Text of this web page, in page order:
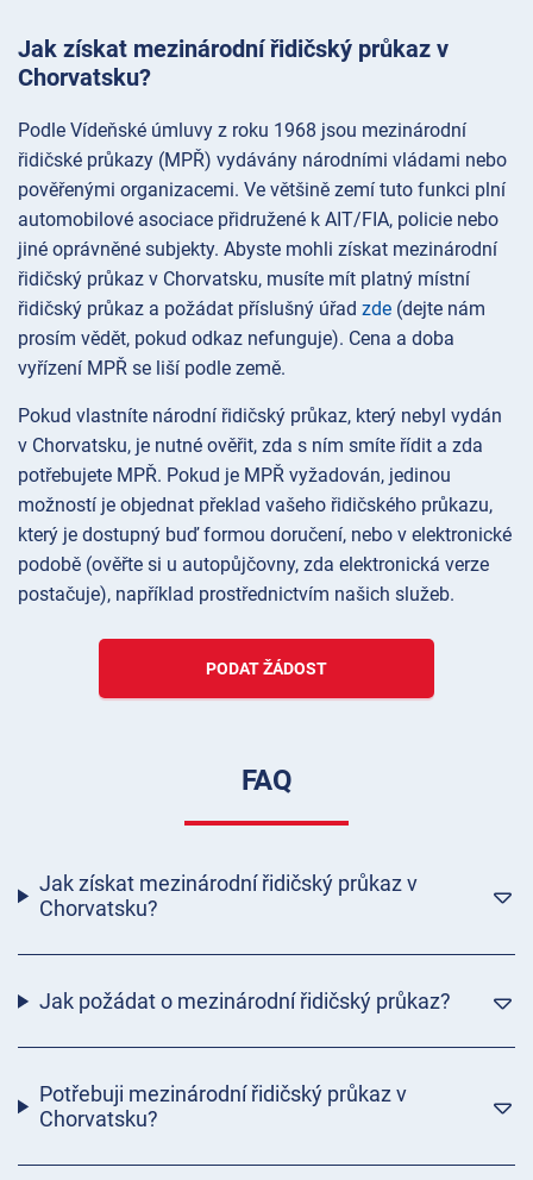
Jak získat mezinárodní řidičský průkaz v
Chorvatsku?
Podle Vídeňské úmluvy z roku 1968 jsou mezinárodní
řidičské průkazy (MPŘ) vydávány národními vládami nebo
pověřenými organizacemi. Ve většině zemí tuto funkci plní
automobilové asociace přidružené k AIT/FIA, policie nebo
jiné oprávněné subjekty. Abyste mohli získat mezinárodní
řidičský průkaz v Chorvatsku, musíte mít platný místní
řidičský průkaz a požádat příslušný úřad zde (dejte nám
prosím vědět, pokud odkaz nefunguje). Cena a doba
vyřízení MPŘ se liší podle země.
Pokud vlastníte národní řidičský průkaz, který nebyl vydán
v Chorvatsku, je nutné ověřit, zda s ním smíte řídit a zda
potřebujete MPŘ. Pokud je MPŘ vyžadován, jedinou
možností je objednat překlad vašeho řidičského průkazu,
který je dostupný buď formou doručení, nebo v elektronické
podobě (ověřte si u autopůjčovny, zda elektronická verze
postačuje), například prostřednictvím našich služeb.
PODAT ŽÁDOST
FAQ
Jak získat mezinárodní řidičský průkaz v
Chorvatsku?
Jak požádat o mezinárodní řidičský průkaz?
Potřebuji mezinárodní řidičský průkaz v
Chorvatsku?